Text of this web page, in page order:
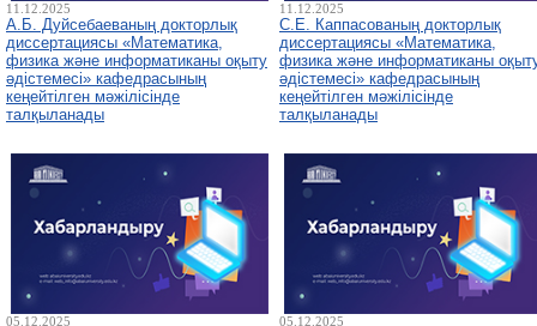
11.12.2025
А.Б. Дуйсебаеваның докторлық
диссертациясы «Математика,
физика және информатиканы оқыту
әдістемесі» кафедрасының
кеңейтілген мәжілісінде
талқыланады
11.12.2025
С.Е. Каппасованың докторлық
диссертациясы «Математика,
физика және информатиканы
әдістемесі» кафедрасының
кеңейтілген мәжілісінде
талқыланады
05.12.2025 05.12.2025